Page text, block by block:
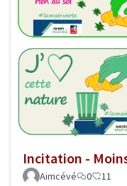
Incitation -
Aimcévé
0 11